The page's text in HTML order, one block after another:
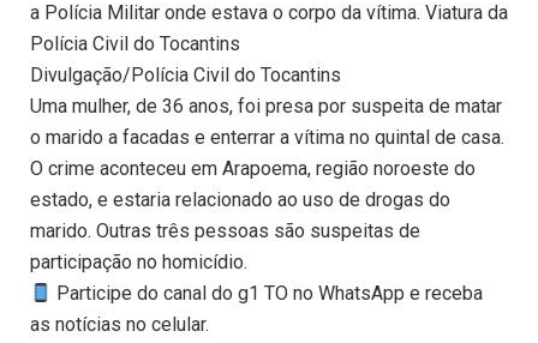
a Polícia Militar onde estava o corpo da vítima. Viatura da
Polícia Civil do Tocantins
Divulgação/Polícia Civil do Tocantins
Uma mulher, de 36 anos, foi presa por suspeita de matar
o marido a facadas e enterrar a vítima no quintal de casa.
O crime aconteceu em Arapoema, região noroeste do
estado, e estaria relacionado ao uso de drogas do
marido. Outras três pessoas são suspeitas de
participação no homicídio.
Participe do canal do g1 TO no WhatsApp e receba
as notícias no celular.